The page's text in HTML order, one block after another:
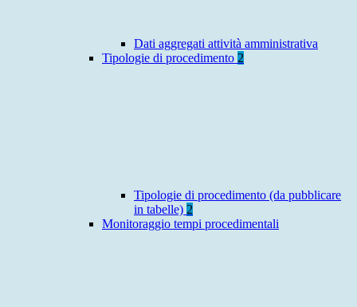
Dati aggregati attività amministrativa
Tipologie di procedimento 2
Tipologie di procedimento (da pubblicare
in tabelle) 2
Monitoraggio tempi procedimentali